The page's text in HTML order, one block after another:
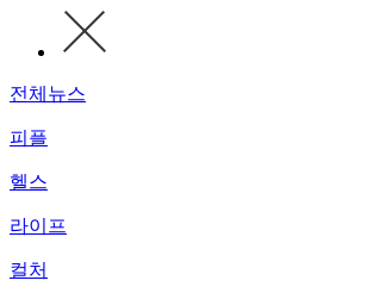
전체뉴스
피플
헬스
라이프
컬처